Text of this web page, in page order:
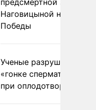
предсмертной записки
Наговицыной на пике
Победы
Ученые разрушили миф
«гонке
при оплодотворении